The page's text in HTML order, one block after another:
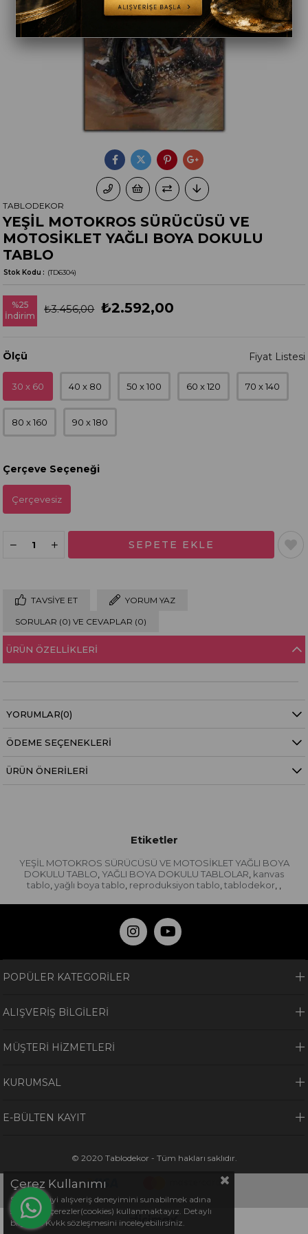
YEŞİL MOTOKROS SÜRÜCÜSÜ VE
MOTOSİKLET YAĞLI BOYA DOKULU
TABLO
(TD6304)
Stok Kodu
TABLODEKOR
%25
İndirim
₺3.456,00 ₺2.592,00
Ölçü
30 x 60 40 x 80 50 x 100 60 x 120 70 x 140
80 x 160 90 x 180
Çerçeve Seçeneği
Çerçevesiz
TAVSIYE ET YORUM YAZ
SORULAR (0) VE CEVAPLAR (0)
ÜRÜN ÖZELLIKLERI
YORUMLAR(0)
ÖDEME SEÇENEKLERI
ÜRÜN ÖNERILERI
Etiketler
YEŞİL MOTOKROS SÜRÜCÜSÜ VE MOTOSİKLET YAĞLI BOYA
DOKULU TABLO, YAĞLI BOYA DOKULU TABLOLAR, kanvas
tablo, yağlı boya tablo, reproduksiyon tablo, tablodekor, ,
POPÜLER KATEGORİLER
ALIŞVERİŞ BİLGİLERİ
MÜŞTERİ HİZMETLERİ
KURUMSAL
E-BÜLTEN KAYIT
© 2020 Tablodekor - Tüm hakları saklıdır.
Çerez Kullanımı
Sizlere en iyi alışveriş deneyimini sunabilmek adına
sitemizde çerezler(cookies) kullanmaktayız. Detaylı
bilgi için Kvkk sözleşmesini inceleyebilirsiniz.